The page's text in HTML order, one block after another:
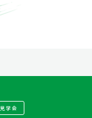
見学会